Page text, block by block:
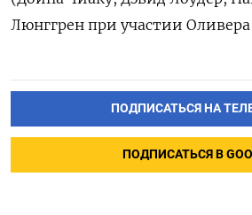
Люнггрен при участии
ПОДПИСАТЬСЯ НА
ПОДПИСАТЬСЯ В